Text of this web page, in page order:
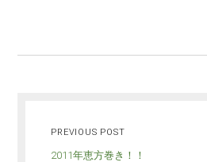
PREVIOUS POST
2011年恵方巻き！！